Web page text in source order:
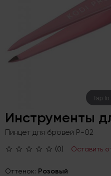
Tap
Инструменты
Пинцет для бровей P-02
(0) Оставить
Оттенок: Розовый